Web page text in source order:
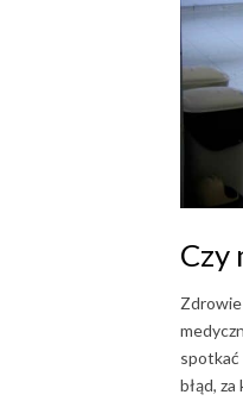
Czy
spotkać
błąd,